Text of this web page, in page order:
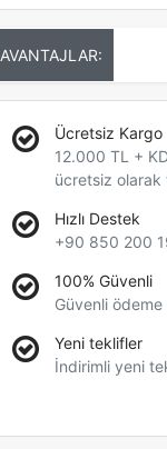
AVANTAJLAR:
Ücretsiz Kargo
12.000 TL +
ücretsiz olarak
Hızlı Destek
+90 850 200
100% Güvenli
Güvenli ödeme
Yeni teklifler
İndirimli yeni